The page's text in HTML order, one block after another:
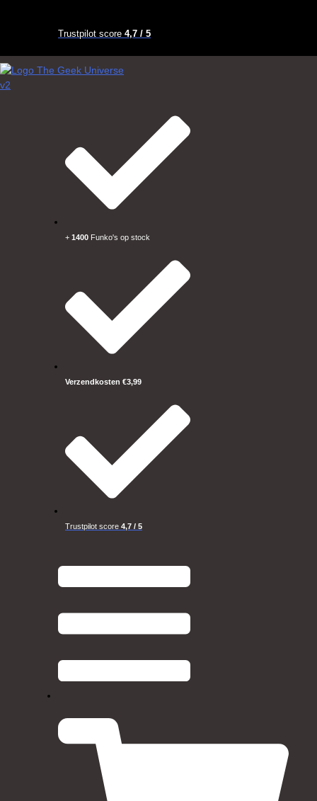
Trustpilot score 4,7 / 5
+ 1400 Funko's op stock
Verzendkosten €3,99
Trustpilot score 4,7 / 5